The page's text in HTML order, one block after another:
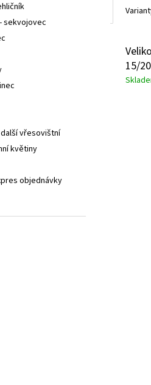
sekvojovec
vřesovištní
květiny
objednávky
15/